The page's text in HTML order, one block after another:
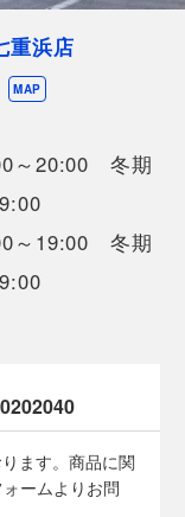
古品
サイズ
、店頭や他ネットシ
グによりシステム
がございます。
ただく場合がござ
重浜店
MAP
～20:00 冬期
～19:00 冬期
ます。商品に関
ームよりお問